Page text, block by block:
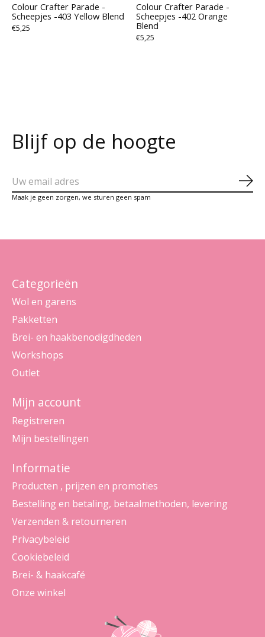
Colour Crafter Parade -
Scheepjes -403 Yellow Blend
€5,25
Colour Crafter Parade -
Scheepjes -402 Orange
Blend
€5,25
Blijf op de hoogte
Maak je geen zorgen, we sturen geen spam
Categorieën
Wol en garens
Pakketten
Brei- en haakbenodigdheden
Workshops
Outlet
Mijn account
Registreren
Mijn bestellingen
Informatie
Producten , prijzen en promoties
Bestelling en betaling, betaalmethoden, levering
Verzenden & retourneren
Privacybeleid
Cookiebeleid
Brei- & haakcafé
Onze winkel